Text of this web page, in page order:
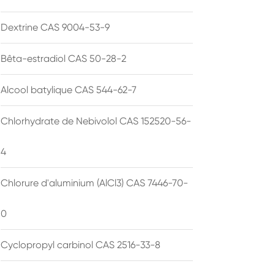
Dextrine CAS 9004-53-9
Bêta-estradiol CAS 50-28-2
Alcool batylique CAS 544-62-7
Chlorhydrate de Nebivolol CAS 152520-56-
4
Chlorure d'aluminium (AlCl3) CAS 7446-70-
0
Cyclopropyl carbinol CAS 2516-33-8